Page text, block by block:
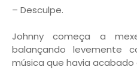
– Desculpe.
Johnny começa a
balançando levemente
música que havia acabado